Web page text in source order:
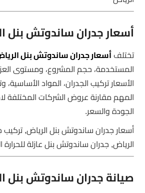
أسعار جدران ساندوتش بنل
تختلفأسعار جدران ساندوتش بنل
المستخدمة، حجم المشروع، ومستوى
الأسعار تركيب الجدران، المواد
المهم مقارنة عروض الشركات المختلفة
الجودة والسعر.
أسعار جدران ساندوتش بنل الرياض,
الرياض, جدران ساندوتش بنل عازلة للحرارة
صيانة جدران ساندوتش بنل